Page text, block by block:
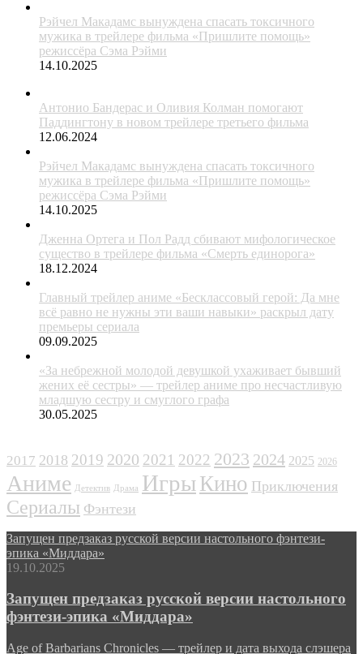
Рэйчел Макадамс вынуждена спасать токсичного
мужика в трейлере фильма «Пришлите помощь»
режиссёра Сэма Рэйми
14.10.2025
Антонио Бандерас и Оливия Колман помогают
Паддингтону в новом трейлере третьего фильма
12.06.2024
Рэйчел Макадамс вынуждена спасать токсичного
мужика в трейлере фильма «Пришлите помощь»
режиссёра Сэма Рэйми
14.10.2025
Дженна Ортега и Пол Радд сбивают мифологическое
существо в трейлере фильма «Смерть единорога»
18.12.2024
Главный трейлер аниме «Бесклассовый герой: Да мне
всё равно не нужны эти ваши навыки» раскрыл дату
премьеры сериала
09.09.2025
«За небрежной молодой девушкой ухаживает бывший
жених её сестры» — трейлер аниме про несчастливую
младшую сестру и смуглого графа
30.05.2025
2017 2018 2019 2020 2021 2022 2023 2024 2025 2026
Аниме Детектив Драма ИгрыКино Приключения
Сериалы Фэнтези
Запущен предзаказ русской версии настольного фэнтези-
эпика «Миддара»
19.10.2025
Запущен предзаказ русской версии настольного
фэнтези-эпика «Миддара»
Age of Barbarians Chronicles — трейлер и дата выхода слэшера